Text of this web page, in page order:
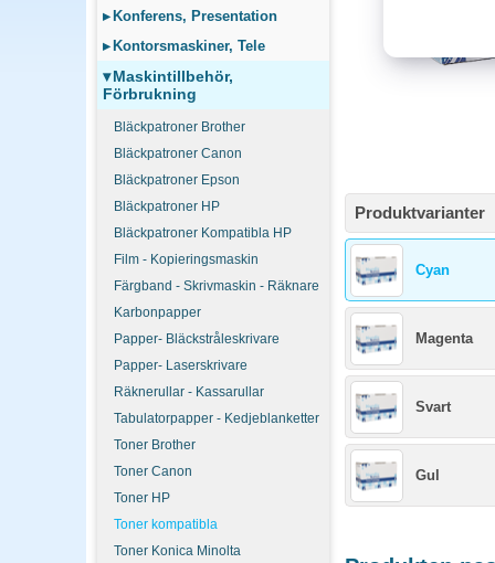
▸ Konferens, Presentation
▸ Kontorsmaskiner, Tele
▾Maskintillbehör,
Förbrukning
Bläckpatroner Brother
Bläckpatroner Canon
Bläckpatroner Epson
Bläckpatroner HP
Bläckpatroner Kompatibla HP
Film - Kopieringsmaskin
Färgband - Skrivmaskin - Räknare
Karbonpapper
Papper- Bläckstråleskrivare
Papper- Laserskrivare
Räknerullar - Kassarullar
Tabulatorpapper - Kedjeblanketter
Toner Brother
Toner Canon
Toner HP
Toner kompatibla
Toner Konica Minolta
Produktvarianter
Cyan
Magenta
Svart
Gul